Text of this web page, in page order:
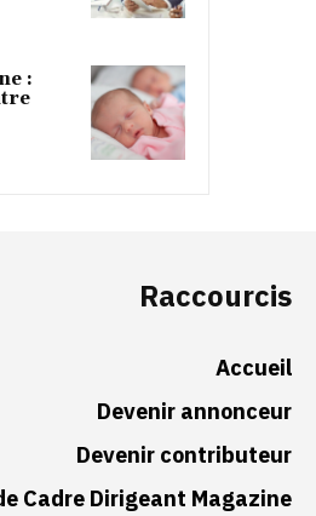
:
Raccourcis
Accueil
Devenir annonceur
Devenir contributeur
Cadre Dirigeant Magazine